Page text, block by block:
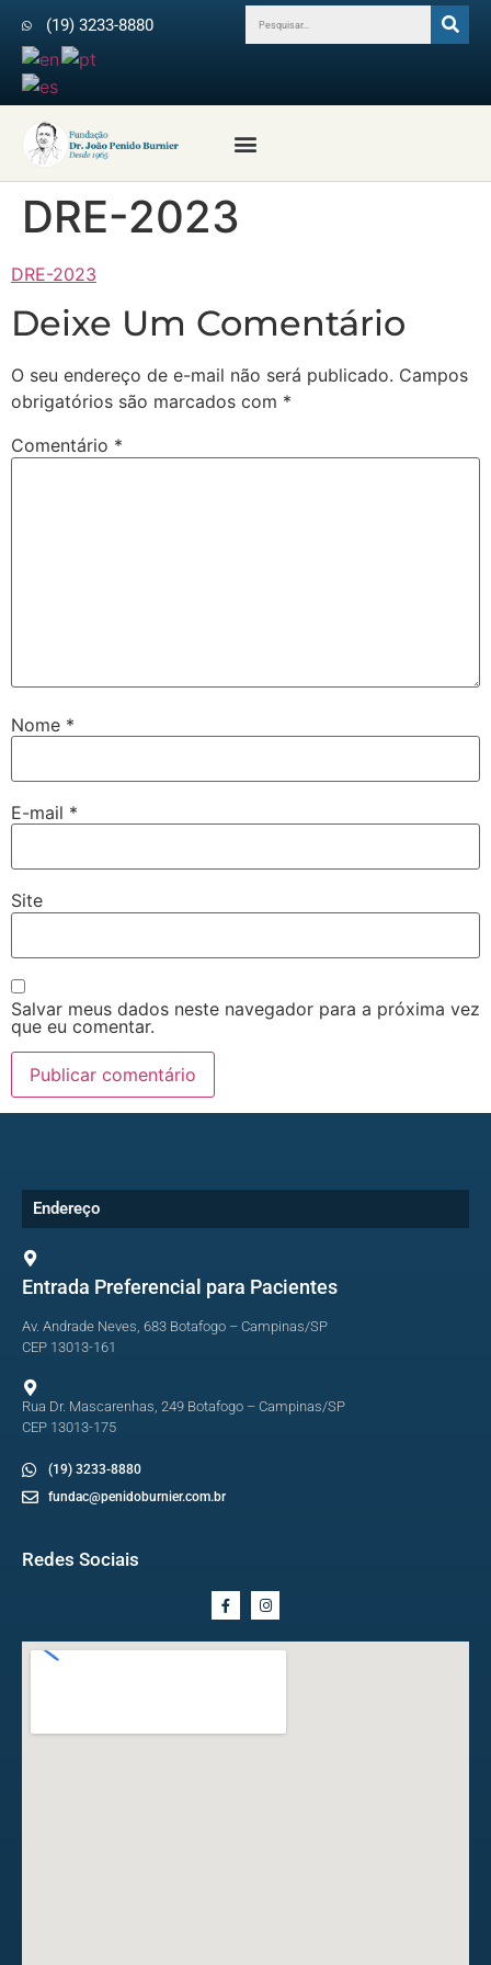
(19) 3233-8880
DRE-2023
DRE-2023
Deixe Um Comentário
O seu endereço de e-mail não será publicado. Campos
obrigatórios são marcados com *
Comentário *
Nome *
E-mail *
Site
Salvar meus dados neste navegador para a próxima vez
que eu comentar.
Endereço
Entrada Preferencial para Pacientes
Av. Andrade Neves, 683 Botafogo – Campinas/SP
CEP 13013-161
Rua Dr. Mascarenhas, 249 Botafogo – Campinas/SP
CEP 13013-175
(19) 3233-8880
fundac@penidoburnier.com.br
Redes Sociais